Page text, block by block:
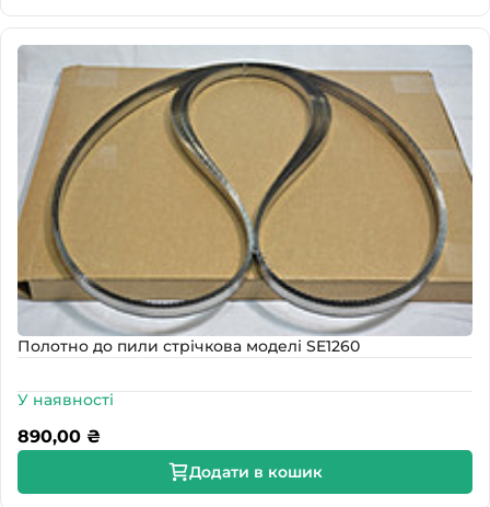
Полотно до пили стрічкова моделі SE1260
У наявності
890,00 ₴
Додати в кошик